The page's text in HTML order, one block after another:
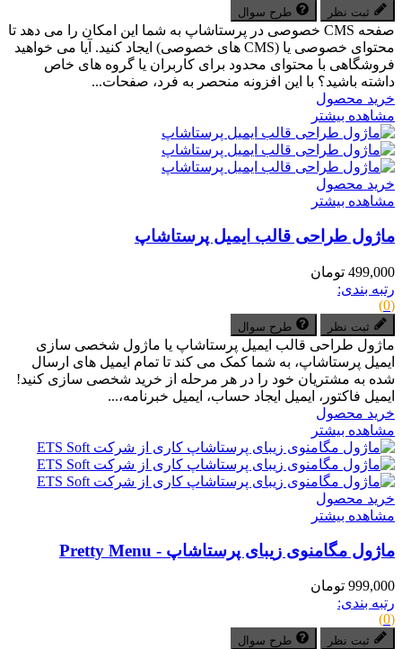
ثبت نظر طرح سوال
صفحه CMS خصوصی در پرستاشاپ به شما این امکان را می دهد تا
محتوای خصوصی یا (CMS های خصوصی) ایجاد کنید. آیا می خواهید
فروشگاهی با محتوای محدود برای کاربران یا گروه های خاص
داشته باشید؟ با این افزونه منحصر به فرد، صفحات...
خرید محصول
مشاهده بیشتر
خرید محصول
مشاهده بیشتر
ماژول طراحی قالب ایمیل پرستاشاپ
499,000 تومان
رتبه بندی:
(0)
ثبت نظر طرح سوال
ماژول طراحی قالب ایمیل پرستاشاپ یا ماژول شخصی سازی
ایمیل پرستاشاپ، به شما کمک می کند تا تمام ایمیل های ارسال
شده به مشتریان خود را در هر مرحله از خرید شخصی سازی کنید!
ایمیل فاکتور، ایمیل ایجاد حساب، ایمیل خبرنامه،...
خرید محصول
مشاهده بیشتر
خرید محصول
مشاهده بیشتر
ماژول مگامنوی زیبای پرستاشاپ - Pretty Menu
999,000 تومان
رتبه بندی:
(0)
ثبت نظر طرح سوال